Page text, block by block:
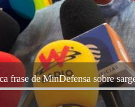
frase de MinDefensa sobre